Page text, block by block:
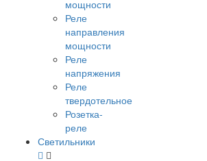
мощности
Реле
направления
мощности
Реле
напряжения
Реле
твердотельное
Розетка-
реле
Светильники